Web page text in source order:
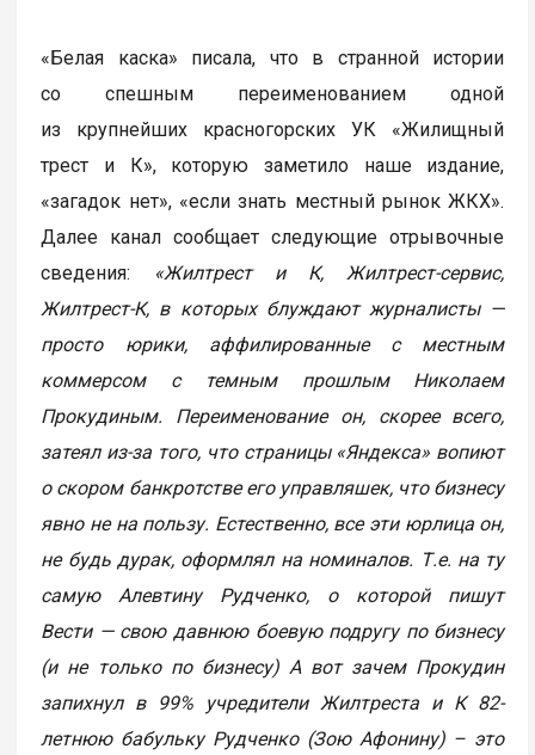
«Белая каска» писала, что в странной истории
со спешным переименованием одной
из крупнейших красногорских УК «Жилищный
трест и К», которую заметило наше издание,
«загадок нет», «если знать местный рынок ЖКХ».
Далее канал сообщает следующие отрывочные
сведения:
«Жилтрест и К, Жилтрест-сервис,
Жилтрест-К, в которых блуждают журналисты —
просто юрики, аффилированные с местным
коммерсом с темным прошлым Николаем
Прокудиным. Переименование он, скорее всего,
затеял из-за того, что страницы «Яндекса» вопиют
о скором банкротстве его управляшек, что бизнесу
явно не на пользу. Естественно, все эти юрлица он,
не будь дурак, оформлял на номиналов. Т.е. на ту
самую Алевтину Рудченко, о которой пишут
Вести — свою давнюю боевую подругу по бизнесу
(и не только по бизнесу) А вот зачем Прокудин
запихнул в 99% учредители Жилтреста и К 82-
летнюю бабульку Рудченко (Зою Афонину) – это